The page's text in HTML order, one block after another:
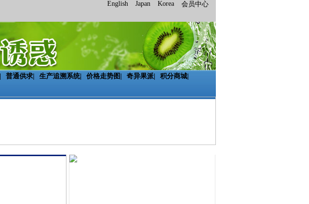
会员中心
Korea
Japan
English
普通供求 生产追溯系统| 价格走势图 奇异果派 积分商城